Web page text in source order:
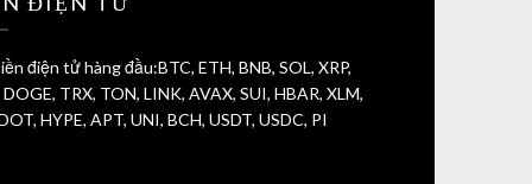
điện tử hàng đầu:BTC, ETH, BNB, SOL, XRP,
TRX, TON, LINK, AVAX, SUI, HBAR, XLM,
HYPE, APT, UNI, BCH, USDT, USDC, PI